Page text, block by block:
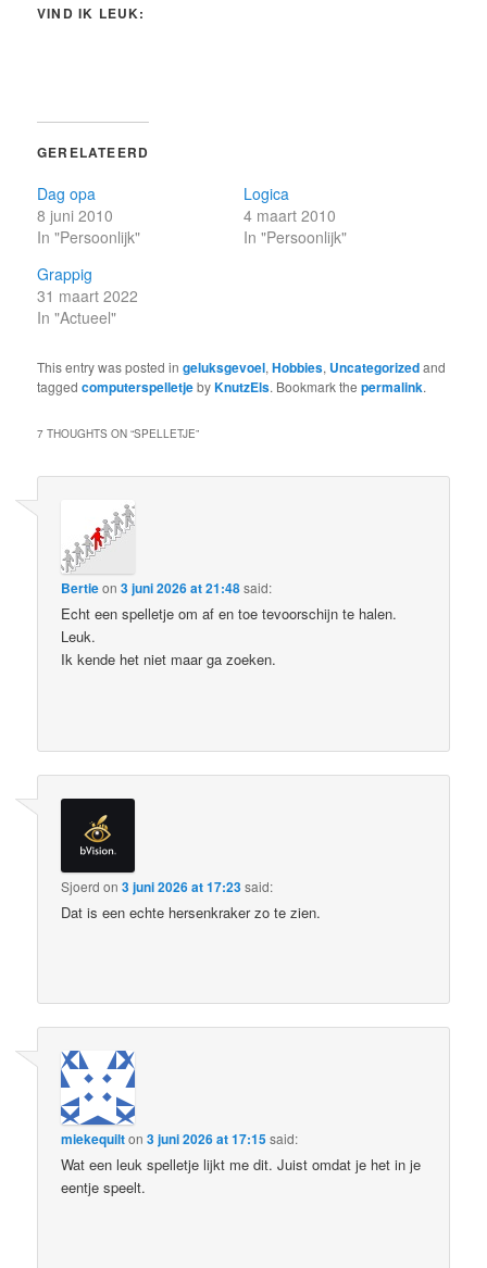
VIND IK LEUK:
GERELATEERD
Dag opa
8 juni 2010
In "Persoonlijk"
Logica
4 maart 2010
In "Persoonlijk"
Grappig
31 maart 2022
In "Actueel"
This entry was posted ingeluksgevoel,Hobbies, Uncategorizedand
taggedcomputerspelletjebyKnutzEls. Bookmark thepermalink.
7 THOUGHTS ON “SPELLETJE”
Bertieon3 juni 2026 at 21:48said:
Echt een spelletje om af en toe tevoorschijn te halen.
Leuk.
Ik kende het niet maar ga zoeken.
Sjoerd on3 juni 2026 at 17:23said:
Dat is een echte hersenkraker zo te zien.
miekequilton3 juni 2026 at 17:15said:
Wat een leuk spelletje lijkt me dit. Juist omdat je het in je
eentje speelt.